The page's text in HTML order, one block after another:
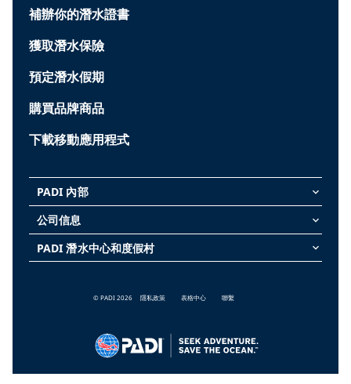
補辦你的潛水證書
獲取潛水保險
預定潛水假期
購買品牌商品
下載移動應用程式
PADI 內部 keyboard_arrow_down
公司信息 keyboard_arrow_down
PADI 潛水中心和度假村 keyboard_arrow_down
© PADI 2026 隱私政策 表格中心 聯繫